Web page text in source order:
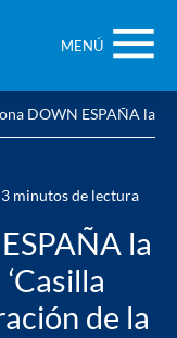
MENÚ
DOWN ESPAÑA la
3 minutos de lectura
la
de la